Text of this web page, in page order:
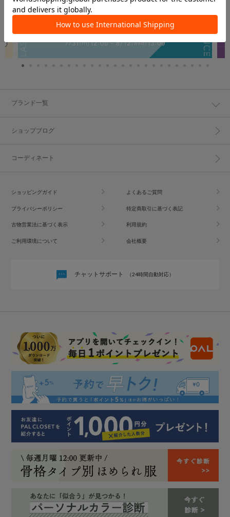
ブランド一覧
ショップブログ
コーディネート
ショッピングガイド よくあるご質問
プライバシーポリシー 特定商取引に基づく表記
古物営業法に基づく表示 利用規約
ご利用環境について 会社概要
チャットサポート （24時間自動対応）